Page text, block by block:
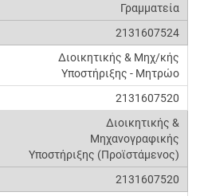
Γραμματεία
2131607524
Διοικητικής & Μηχ/κής
Υποστήριξης - Μητρώο
2131607520
Διοικητικής &
Μηχανογραφικής
Υποστήριξης (Προϊστάμενος)
2131607520